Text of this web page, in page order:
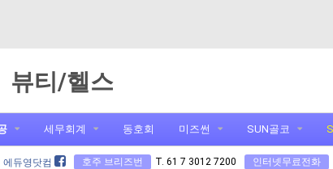
뷰티/헬스
세무회계 동호회 미즈썬 SUN골코
듀영닷컴 호주 브리즈번 T. 61 7 3012 7200 인터넷무료전화